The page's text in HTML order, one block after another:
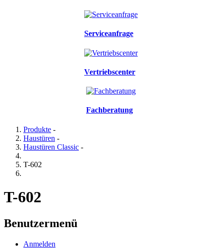
Serviceanfrage
Vertriebscenter
Fachberatung
Produkte -
Haustüren -
Haustüren Classic -
T-602
T-602
Benutzermenü
Anmelden